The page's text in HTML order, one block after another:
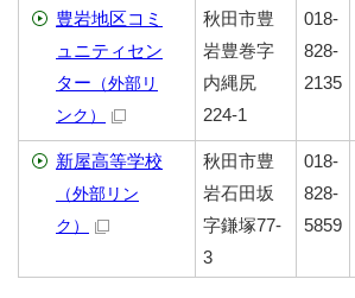
豊岩地区コミ
ュニティセン
ター （外部リ
ンク）
秋田市豊
岩豊巻字
内縄尻
224-1
018-
828-
2135
新屋高等学校
（外部リン
ク）
秋田市豊
岩石田坂
字鎌塚77-
3
018-
828-
5859